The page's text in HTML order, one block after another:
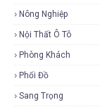
Nông Nghiệp
Nội Thất Ô Tô
Phòng Khách
Phối Đồ
Sang Trọng